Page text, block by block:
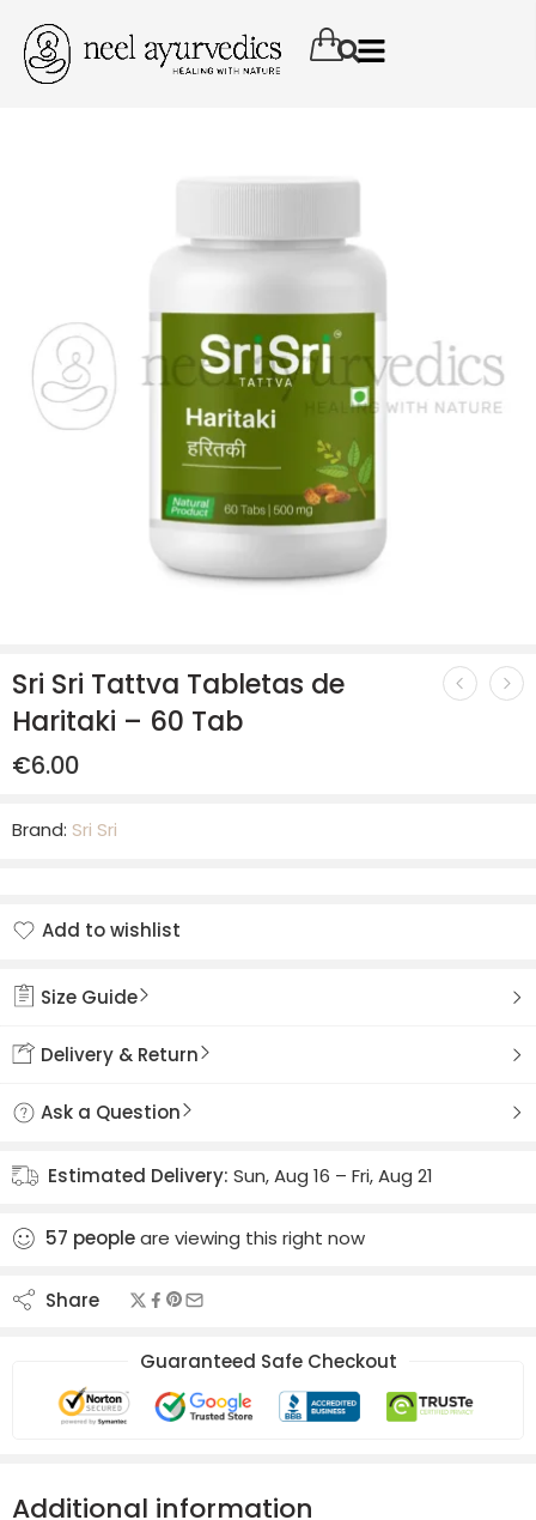
Sri Sri Tattva Tabletas de
Haritaki – 60 Tab
€6.00
Brand: Sri Sri
Add to wishlist
Size Guide
Delivery & Return
Ask a Question
Estimated Delivery: Sun, Aug 16 – Fri, Aug 21
57 peopleare viewing this right now
Share
Guaranteed Safe Checkout
Additional information